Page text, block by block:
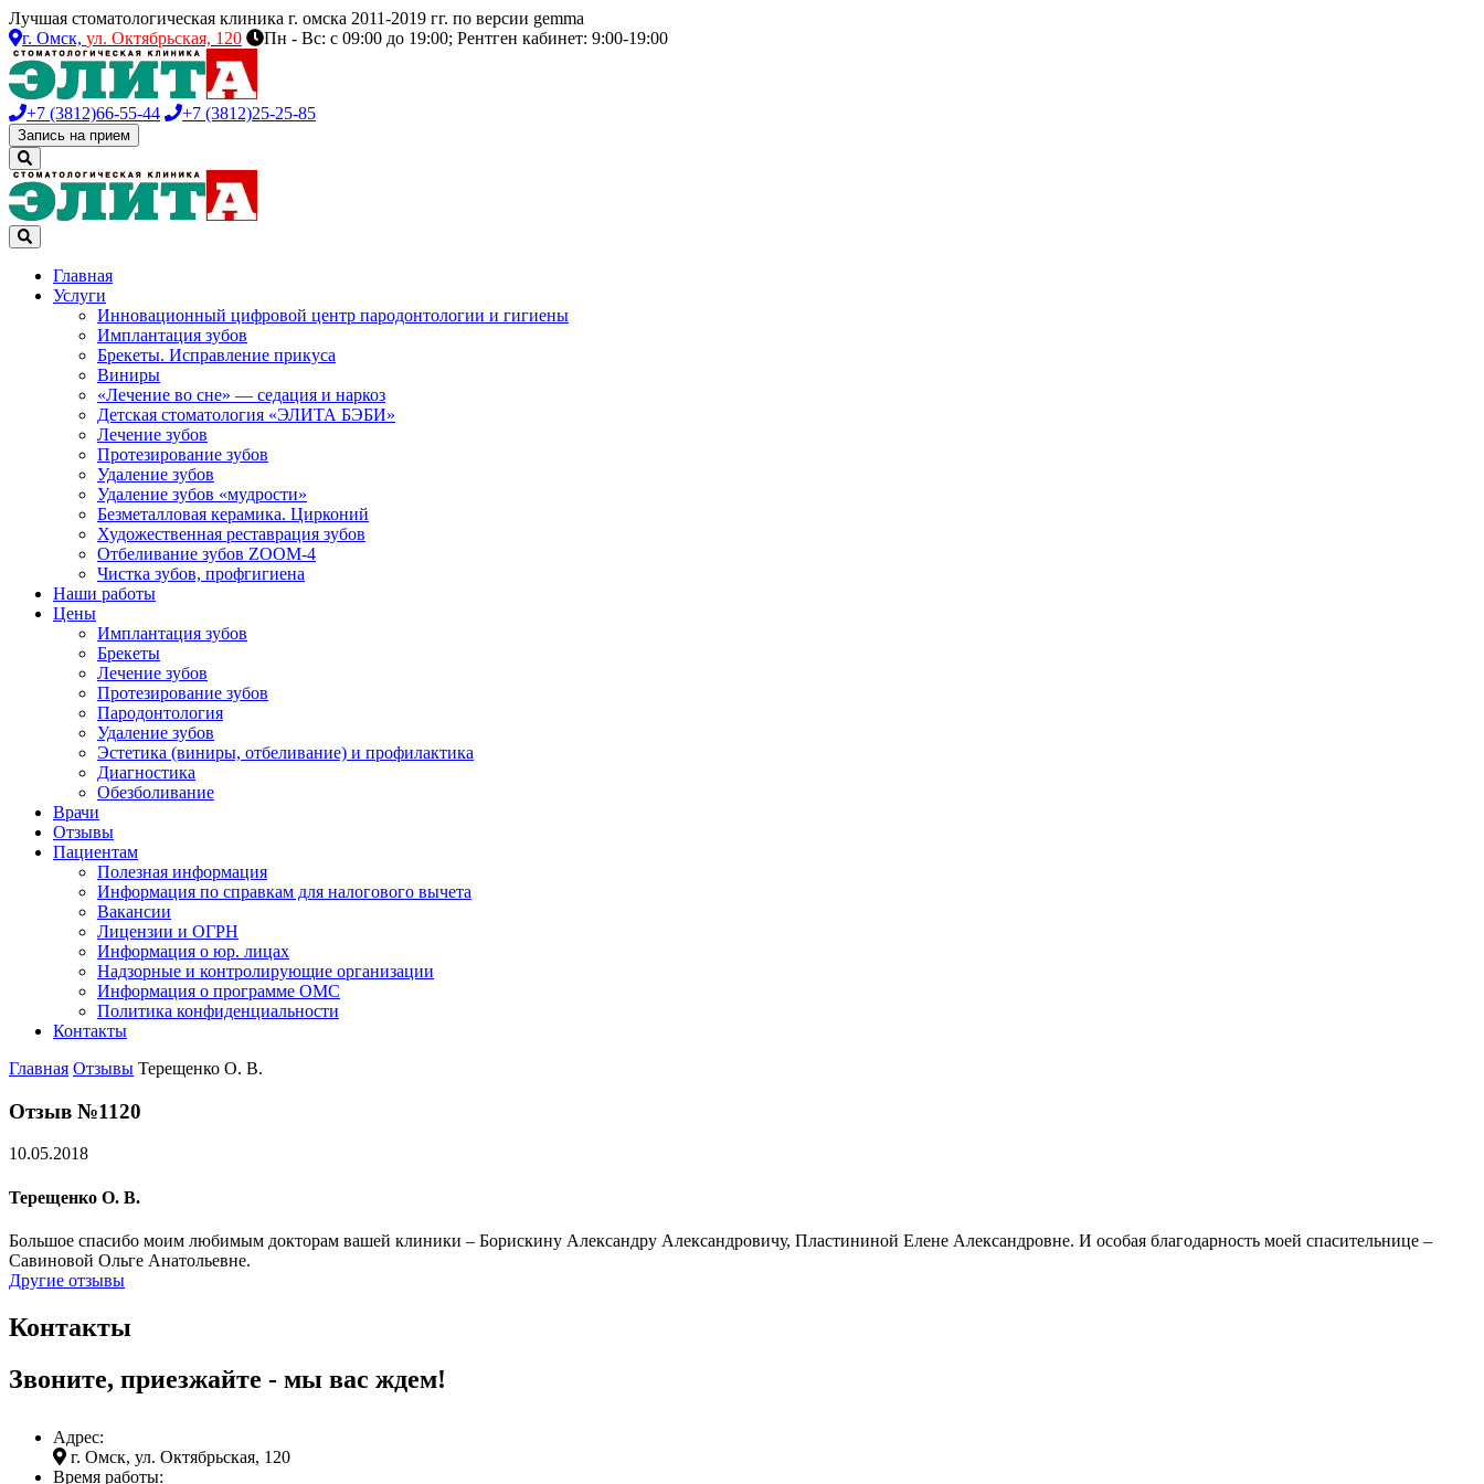
Лучшая стоматологическая клиника г. омска 2011-2019 гг. по версии gemma
г. Омск, ул. Октябрьская, 120 Пн - Вс: с 09:00 до 19:00; Рентген кабинет: 9:00-19:00
+7 (3812)66-55-44 +7 (3812)25-25-85
Запись на прием
Главная
Услуги
Инновационный цифровой центр пародонтологии и гигиены
Имплантация зубов
Брекеты. Исправление прикуса
Виниры
«Лечение во сне» — седация и наркоз
Детская стоматология «ЭЛИТА БЭБИ»
Лечение зубов
Протезирование зубов
Удаление зубов
Удаление зубов «мудрости»
Безметалловая керамика. Цирконий
Художественная реставрация зубов
Отбеливание зубов ZOOM-4
Чистка зубов, профгигиена
Наши работы
Цены
Имплантация зубов
Брекеты
Лечение зубов
Протезирование зубов
Пародонтология
Удаление зубов
Эстетика (виниры, отбеливание) и профилактика
Диагностика
Обезболивание
Врачи
Отзывы
Пациентам
Полезная информация
Информация по справкам для налогового вычета
Вакансии
Лицензии и ОГРН
Информация о юр. лицах
Надзорные и контролирующие организации
Информация о программе ОМС
Политика конфиденциальности
Контакты
Главная Отзывы Терещенко О. В.
Отзыв №1120
10.05.2018
Терещенко О. В.
Большое спасибо моим любимым докторам вашей клиники – Борискину Александру Александровичу, Пластининой Елене Александровне. И особая благодарность моей спасительнице –
Савиновой Ольге Анатольевне.
Другие отзывы
Контакты
Звоните, приезжайте - мы вас ждем!
Адрес:
г. Омск, ул. Октябрьская, 120
Время работы: